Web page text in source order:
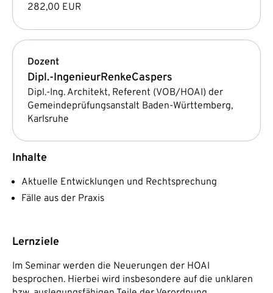
282,00 EUR
Dozent
Dipl.-IngenieurRenkeCaspers
Dipl.-Ing. Architekt, Referent (VOB/HOAI) der
Gemeindeprüfungsanstalt Baden-Württemberg,
Karlsruhe
Inhalte
Aktuelle Entwicklungen und Rechtsprechung
Fälle aus der Praxis
Lernziele
Im Seminar werden die Neuerungen der HOAI
besprochen. Hierbei wird insbesondere auf die unklaren